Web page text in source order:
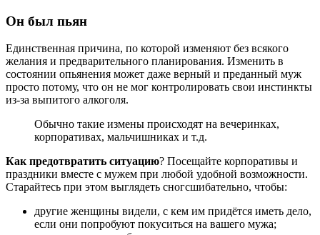
Он был пьян
Единственная причина, по которой изменяют без всякого
желания и предварительного планирования. Изменить в
состоянии опьянения может даже верный и преданный муж
просто потому, что он не мог контролировать свои инстинкты
из-за выпитого алкоголя.
Обычно такие измены происходят на вечеринках,
корпоративах, мальчишниках и т.д.
Как предотвратить ситуацию? Посещайте корпоративы и
праздники вместе с мужем при любой удобной возможности.
Старайтесь при этом выглядеть сногсшибательно, чтобы:
другие женщины видели, с кем им придётся иметь дело,
если они попробуют покуситься на вашего мужа;